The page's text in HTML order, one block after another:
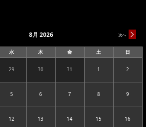
次へ
8月 2026
水
曜
木
曜
金
曜
土
曜
日
曜
292026.07.29 302026.07.30 312026.07.31 12026.08.01 2
52026.08.05 62026.08.06 72026.08.07 82026.08.08 9
122026.08.12 132026.08.13 142026.08.14 152026.08.15 16